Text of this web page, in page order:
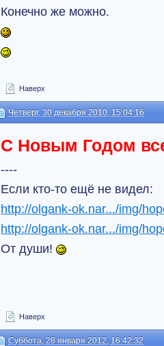
Конечно же можно.
Наверх
Четверг, 30 декабря 2010, 15:04:16
С Новым Годом
----
Если кто-то ещё не видел:
http://olgank-ok.nar.../img/
http://olgank-ok.nar.../img/
От души!
Наверх
Суббота, 28 января 2012, 16:42:32